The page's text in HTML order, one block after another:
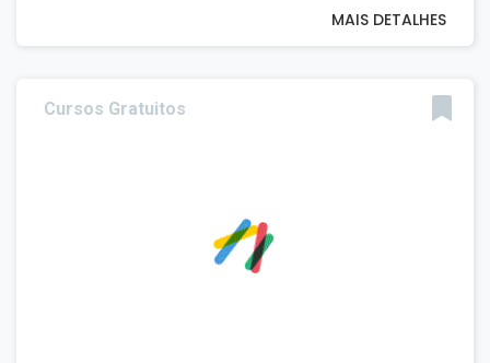
MAIS DETALHES
Cursos Gratuitos